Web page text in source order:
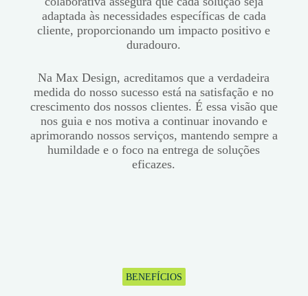
adaptada às necessidades específicas de cada
cliente, proporcionando um impacto positivo e
duradouro.
Na Max Design, acreditamos que a verdadeira
medida do nosso sucesso está na satisfação e no
crescimento dos nossos clientes. É essa visão que
nos guia e nos motiva a continuar inovando e
aprimorando nossos serviços, mantendo sempre a
humildade e o foco na entrega de soluções
eficazes.
BENEFÍCIOS